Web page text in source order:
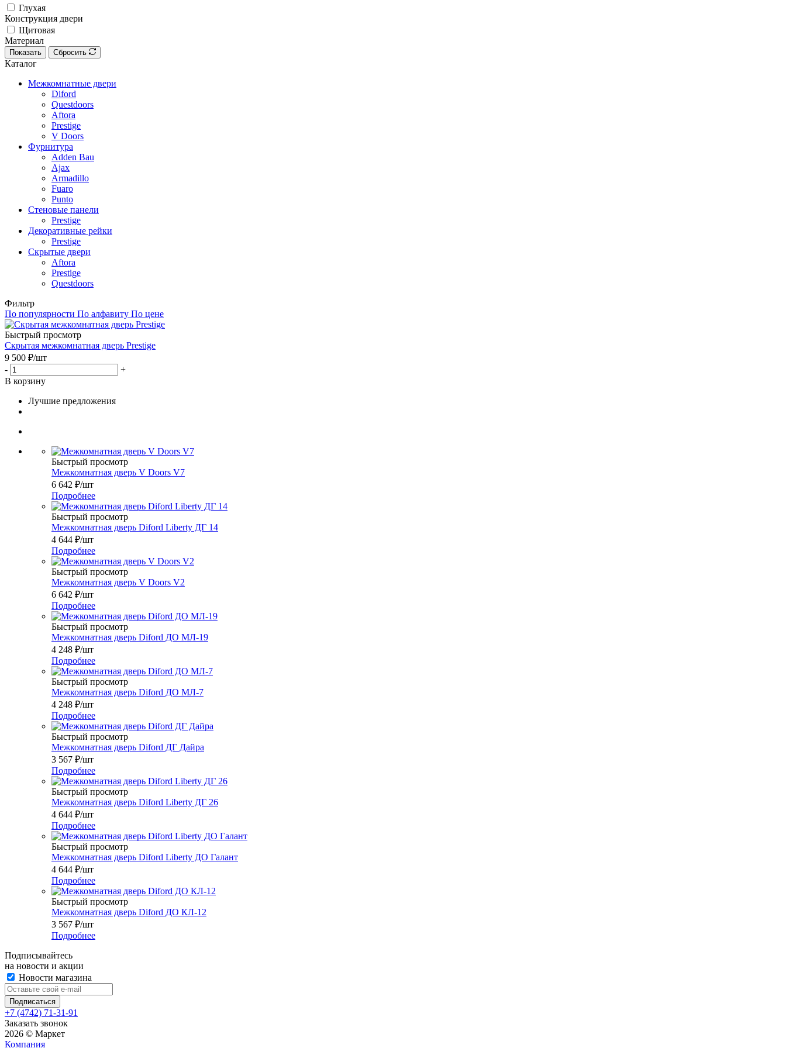
Глухая
Конструкция двери
Щитовая
Материал
Показать Сбросить
Каталог
Межкомнатные двери
Diford
Questdoors
Aftora
Prestige
V Doors
Фурнитура
Adden Bau
Ajax
Armadillo
Fuaro
Punto
Стеновые панели
Prestige
Декоративные рейки
Prestige
Скрытые двери
Aftora
Prestige
Questdoors
Фильтр
По популярности По алфавиту По цене
Быстрый просмотр
Скрытая межкомнатная дверь Prestige
9 500 ₽/шт
-
+
В корзину
Лучшие предложения
Быстрый просмотр
Межкомнатная дверь V Doors V7
6 642 ₽/шт
Подробнее
Быстрый просмотр
Межкомнатная дверь Diford Liberty ДГ 14
4 644 ₽/шт
Подробнее
Быстрый просмотр
Межкомнатная дверь V Doors V2
6 642 ₽/шт
Подробнее
Быстрый просмотр
Межкомнатная дверь Diford ДО МЛ-19
4 248 ₽/шт
Подробнее
Быстрый просмотр
Межкомнатная дверь Diford ДО МЛ-7
4 248 ₽/шт
Подробнее
Быстрый просмотр
Межкомнатная дверь Diford ДГ Дайра
3 567 ₽/шт
Подробнее
Быстрый просмотр
Межкомнатная дверь Diford Liberty ДГ 26
4 644 ₽/шт
Подробнее
Быстрый просмотр
Межкомнатная дверь Diford Liberty ДО Галант
4 644 ₽/шт
Подробнее
Быстрый просмотр
Межкомнатная дверь Diford ДО КЛ-12
3 567 ₽/шт
Подробнее
Подписывайтесь
на новости и акции
Новости магазина
+7 (4742) 71-31-91
Заказать звонок
2026 © Маркет
Компания